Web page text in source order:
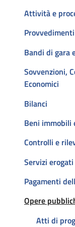
Attività e
Provvedimenti
Bandi di gara
Sovvenzioni,
Economici
Bilanci
Beni immobili
Controlli e
Servizi erogati
Pagamenti
Opere
Attivo
Atti di